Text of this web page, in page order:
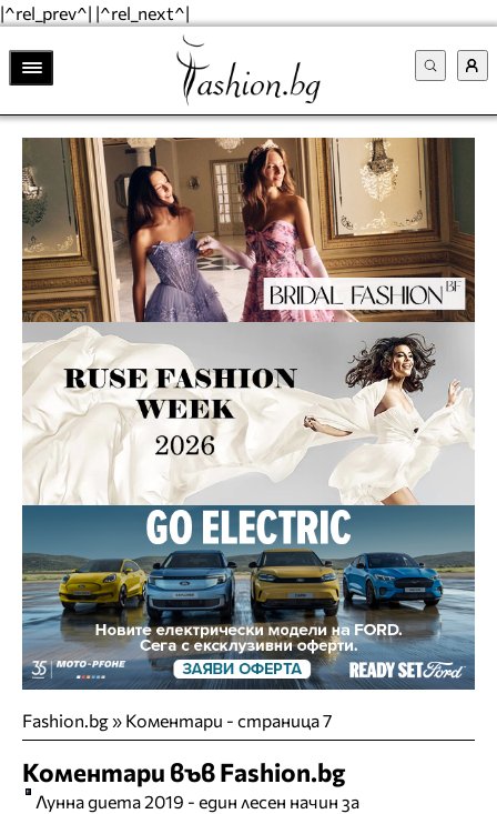
|^rel_prev^| |^rel_next^|
Fashion.bg» Коментари - страница 7
Коментари във Fashion.bg
Лунна диета 2019 - един лесен начин за